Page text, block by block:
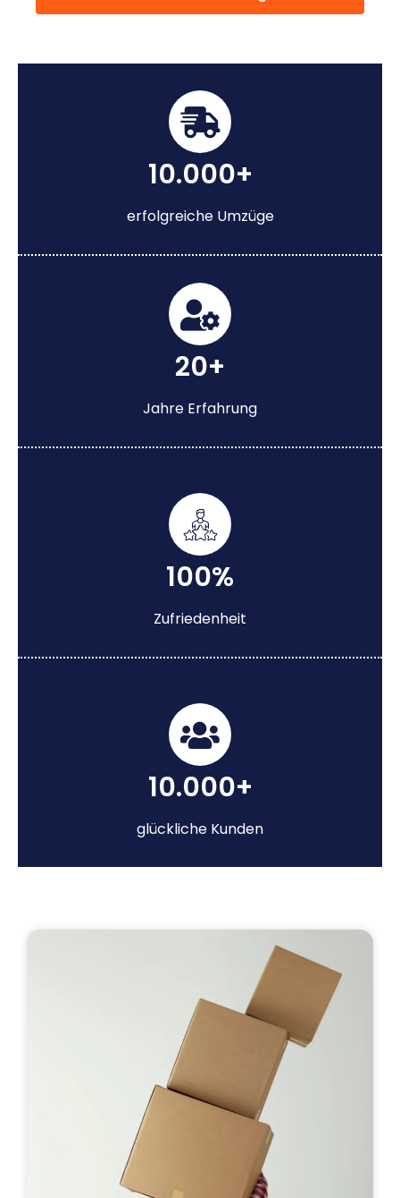
10.000+
erfolgreiche Umzüge
20+
Jahre Erfahrung
100%
Zufriedenheit
10.000+
glückliche Kunden